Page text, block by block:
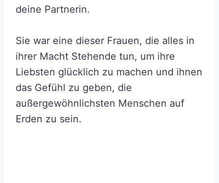
deine Partnerin.
Sie war eine dieser Frauen, die alles in
ihrer Macht Stehende tun, um ihre
Liebsten glücklich zu machen und ihnen
das Gefühl zu geben, die
außergewöhnlichsten Menschen auf
Erden zu sein.